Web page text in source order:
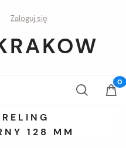
Zaloguj się
128 MM